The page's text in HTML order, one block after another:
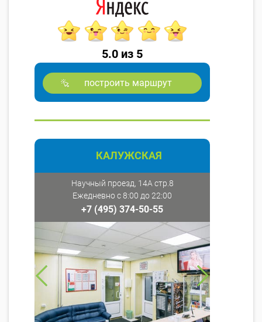
5.0 из 5
построить маршрут
КАЛУЖСКАЯ
Научный проезд, 14А стр.8
Ежедневно с 8:00 до 22:00
+7 (495) 374-50-55